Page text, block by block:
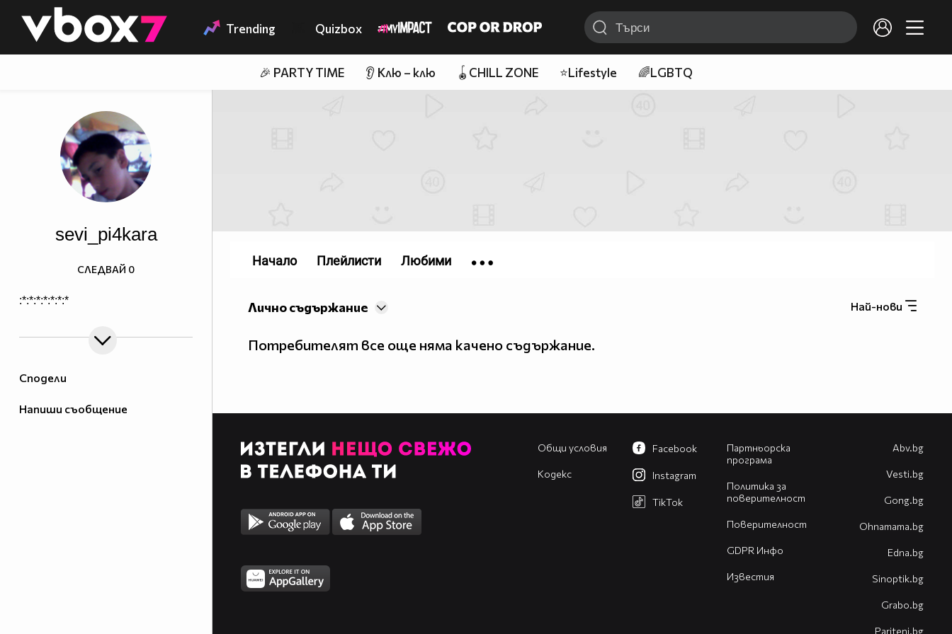
👾 Trending Quizbox
🎉 PARTY TIME 👂 Клю – клю 🪀CHILL ZONE ⭐Lifestyle 🌈LGBTQ
Сподели
Напиши съобщение
sevi_pi4kara
:*:*:*:*:*:*:*
СЛЕДВАЙ 0
Най-нови
Лично съдържание
Потребителят все още няма качено съдържание.
Начало Плейлисти Любими
Общи условия
Кодекс
Партньорска
програма
Политика за
поверителност
Поверителност
GDPR Инфо
Известия
Facebook
Instagram
TikTok
Abv.bg
Vesti.bg
Gong.bg
Оhnamama.bg
Edna.bg
Sinoptik.bg
Grabo.bg
Pariteni.bg